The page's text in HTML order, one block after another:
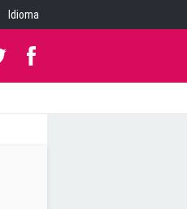
Idioma